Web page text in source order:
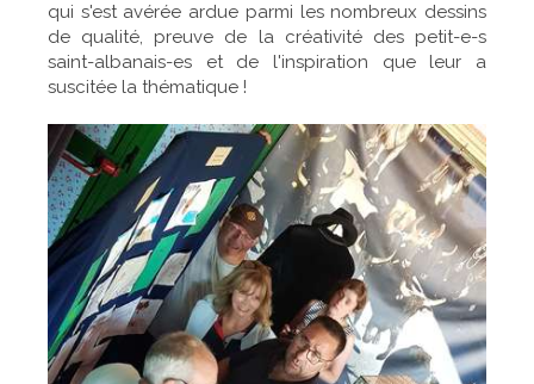
qui s'est avérée ardue parmi les nombreux dessins
de qualité, preuve de la créativité des petit-e-s
saint-albanais-es et de l'inspiration que leur a
suscitée la thématique !